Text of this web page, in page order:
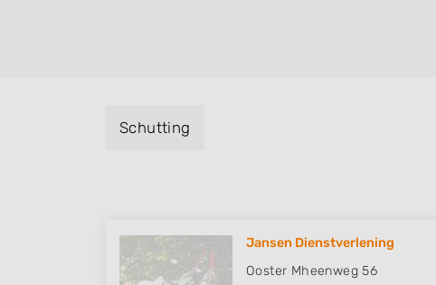
Schutting
Jansen Dienstverlening
Ooster Mheenweg 56